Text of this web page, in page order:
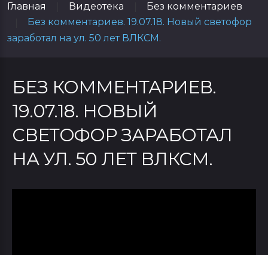
Главная Видеотека
Без комментариев
Без комментариев. 19.07.18. Новый светофор
заработал на ул. 50 лет ВЛКСМ.
БЕЗ КОММЕНТАРИЕВ.
19.07.18. НОВЫЙ
СВЕТОФОР ЗАРАБОТАЛ
НА УЛ. 50 ЛЕТ ВЛКСМ.